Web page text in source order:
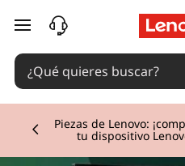
C
o
m
u
Ir al contenido principal
Piezas de Lenovo:
tu dispositivo